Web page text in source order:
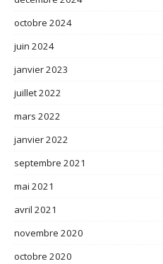
octobre 2024
juin 2024
janvier 2023
juillet 2022
mars 2022
janvier 2022
septembre 2021
mai 2021
avril 2021
novembre 2020
octobre 2020